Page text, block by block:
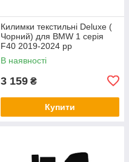
Килимки текстильні Deluxe (
Чорний) для BMW 1 серія
F40 2019-2024 рр
В наявності
3 159 ₴
Купити